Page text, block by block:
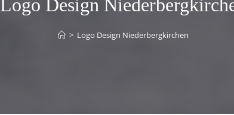
Logo Design
> Logo Design Niederbergkirchen